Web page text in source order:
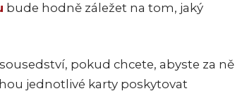
bude hodně záležet na tom, jaký
pokud chcete, abyste za ně
jednotlivé karty poskytovat